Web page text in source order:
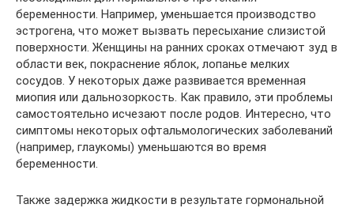
беременности. Например, уменьшается производство
эстрогена, что может вызвать пересыхание слизистой
поверхности. Женщины на ранних сроках отмечают зуд в
области век, покраснение яблок, лопанье мелких
сосудов. У некоторых даже развивается временная
миопия или дальнозоркость. Как правило, эти проблемы
самостоятельно исчезают после родов. Интересно, что
симптомы некоторых офтальмологических заболеваний
(например, глаукомы) уменьшаются во время
беременности.
Также задержка жидкости в результате гормональной